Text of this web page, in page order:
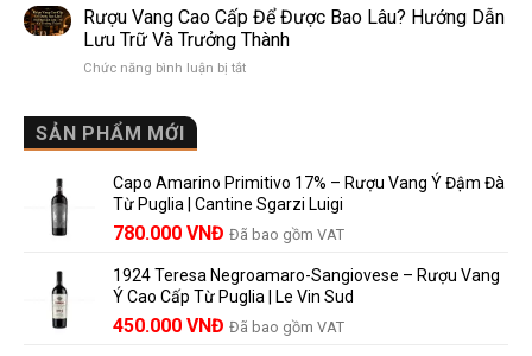
Dễ
Hiểu
Người
khác
nhau
và
vì
lựa
chọn
đáng
en
Bouteille
au
Château
nhãn
rượu
vang
và
những
người
Rượu Vang Cao Cấp Để Được Bao Lâu? Hướng Dẫn
Lưu Trữ Và Trưởng Thành
Chức năng bình luận bị tắtở
Được
Bao
Lâu?
Hướng
Dẫn
Lưu
Trữ
Và
SẢN PHẨM MỚI
Capo Amarino Primitivo 17% – Rượu Vang Ý Đậm Đà
Từ Puglia | Cantine Sgarzi Luigi
Giá
là:
858.000 VNĐ.
780.000 VNĐ Giá
tại
là:
780.000 VNĐ.
Đã bao gồm VAT
1924 Teresa Negroamaro-Sangiovese – Rượu Vang
Ý Cao Cấp Từ Puglia | Le Vin Sud
Giá
450.000 VNĐ Giá
Đã bao gồm VAT